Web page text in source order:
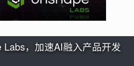
Labs，加速AI融入产品开发